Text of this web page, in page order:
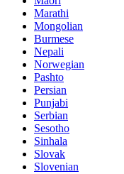
Marathi
Mongolian
Burmese
Nepali
Norwegian
Pashto
Persian
Punjabi
Serbian
Sesotho
Sinhala
Slovak
Slovenian